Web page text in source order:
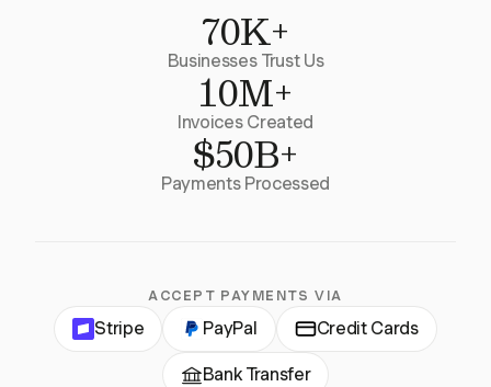
70K+
Businesses Trust Us
10M+
Invoices Created
$50B+
Payments Processed
ACCEPT PAYMENTS VIA
Stripe PayPal Credit Cards
Bank Transfer